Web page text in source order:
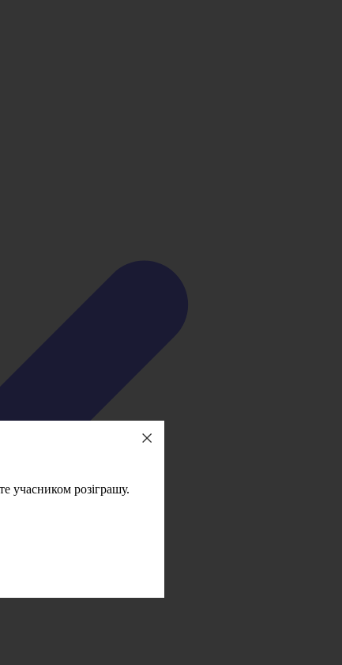
учасником розіграшу.